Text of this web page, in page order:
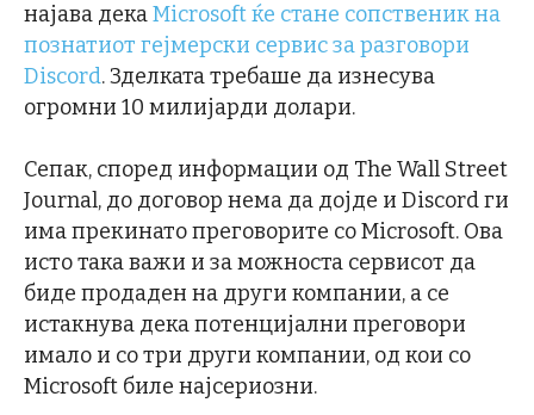
најава декаMicrosoft ќе стане сопственик на
познатиот гејмерски сервис за разговори
Discord. Зделката требаше да изнесува
огромни 10 милијарди долари.
Сепак, според информации од The Wall Street
Journal, до договор нема да дојде и Discord ги
има прекинато преговорите со Microsoft. Ова
исто така важи и за можноста сервисот да
биде продаден на други компании, а се
истакнува дека потенцијални преговори
имало и со три други компании, од кои со
Microsoft биле најсериозни.